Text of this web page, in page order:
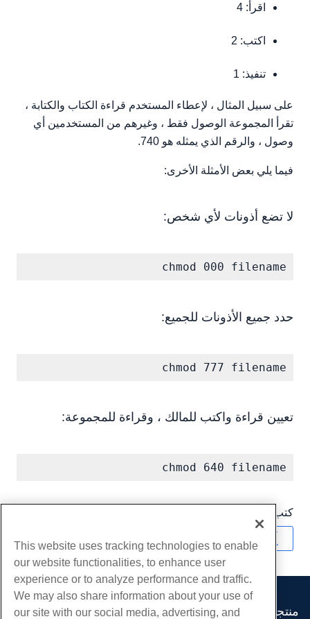
اقرأ: 4
اكتب: 2
تنفيذ: 1
على سبيل المثال ، لإعطاء المستخدم قراءة الكتاب والكتابة ،
تقرأ المجموعة الوصول فقط ، وغيرهم من المستخدمين أي
وصول ، والرقم الذي يمثله هو 740.
فيما يلي بعض الأمثلة الأخرى:
لا تضع أذونات لأي شخص:
chmod 000 filename
حدد جميع الأذونات للجميع:
chmod 777 filename
تعيين قراءة واكتب للمالك ، وقراءة للمجموعة:
chmod 640 filename
كتب بواسطة
منتجات
This website uses tracking technologies to enable
our website functionalities, to enhance user
experience or to analyze performance and traffic.
We may also share information about your use of
our site with our social media, advertising, and